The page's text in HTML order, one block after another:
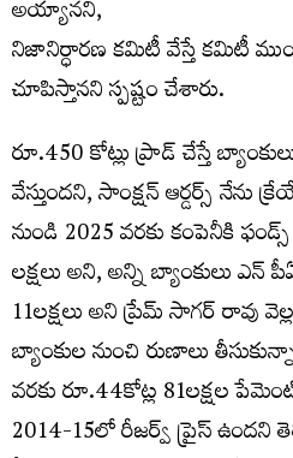
అయ్యానని,
నిజానిర్ధారణ కమిటీ వేస్తే కమిటీ
చూపిస్తానని స్పష్టం చేశారు.
రూ.450 కోట్లు ప్రాడ్ చేస్తే
వేస్తుందని, సాంక్షన్ ఆర్డర్స్ నేను
నుండి 2025 వరకు కంపెనీకి
లక్షలు అని, అన్ని బ్యాంకులు ఎన్
11లక్షలు అని ప్రేమ్ సాగర్ రావు
బ్యాంకుల నుంచి రుణాలు
వరకు రూ.44కోట్ల 81లక్షల
2014-15లో రీజర్వ్ ప్రైస్ ఉందని